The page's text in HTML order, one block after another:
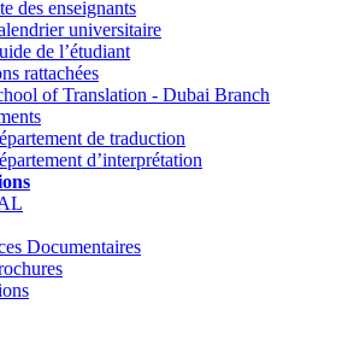
des enseignants
universitaire
de l’étudiant
rattachées
of Translation - Dubai Branch
de traduction
d’interprétation
Documentaires